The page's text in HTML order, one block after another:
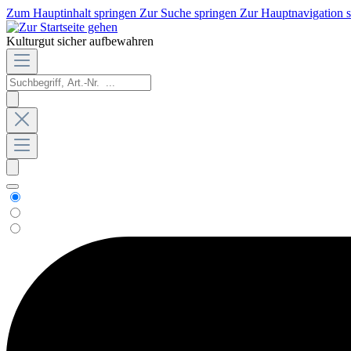
Zum Hauptinhalt springen Zur Suche springen Zur Hauptnavigation
Kulturgut sicher aufbewahren